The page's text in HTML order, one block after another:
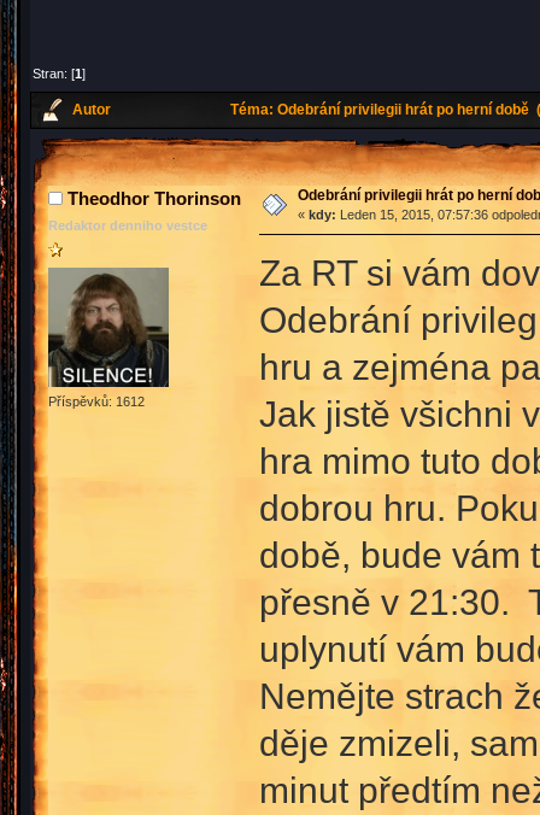
Stran: [1]
Autor Téma: Odebrání privilegii hrát po herní době
Theodhor Thorinson
Redaktor denniho vestce
Příspěvků: 1612
Odebrání privilegii hrát po herní
« kdy: Leden 15, 2015, 07:57:36
Za RT si vám
Odebrání
hru a zejména
Jak jistě všichni
hra mimo tuto
dobrou hru.
době, bude vám
přesně v 21:30.
uplynutí vám
Nemějte strach
děje zmizeli,
minut předtím